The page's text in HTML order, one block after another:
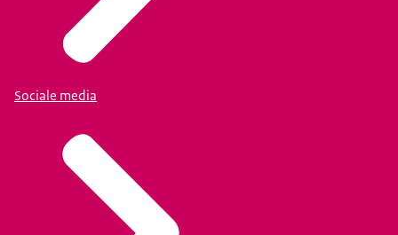
Sociale media